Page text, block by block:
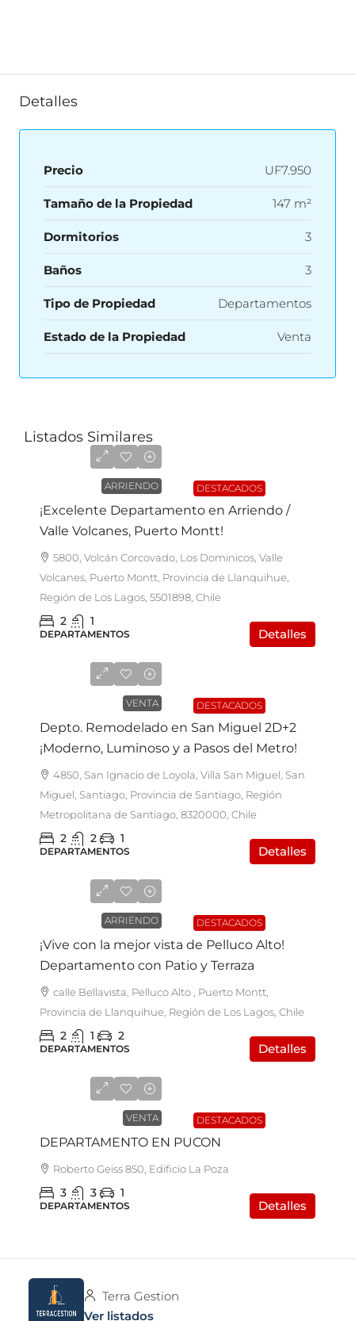
Detalles
Precio UF7.950
Tamaño de la Propiedad 147 m²
Dormitorios 3
Baños 3
Tipo de Propiedad Departamentos
Estado de la Propiedad Venta
Listados Similares
DESTACADOS
ARRIENDO
¡Excelente Departamento en Arriendo /
Valle Volcanes, Puerto Montt!
5800, Volcán Corcovado, Los Dominicos, Valle
Volcanes, Puerto Montt, Provincia de Llanquihue,
Región de Los Lagos, 5501898, Chile
2 1
DEPARTAMENTOS Detalles
DESTACADOS
VENTA
Depto. Remodelado en San Miguel 2D+2
¡Moderno, Luminoso y a Pasos del Metro!
4850, San Ignacio de Loyola, Villa San Miguel, San
Miguel, Santiago, Provincia de Santiago, Región
Metropolitana de Santiago, 8320000, Chile
2 2 1
DEPARTAMENTOS Detalles
DESTACADOS
ARRIENDO
¡Vive con la mejor vista de Pelluco Alto!
Departamento con Patio y Terraza
calle Bellavista, Pelluco Alto , Puerto Montt,
Provincia de Llanquihue, Región de Los Lagos, Chile
2 1 2
DEPARTAMENTOS Detalles
DESTACADOS
VENTA
DEPARTAMENTO EN PUCON
Roberto Geiss 850, Edificio La Poza
3 3 1
DEPARTAMENTOS Detalles
Terra Gestion
Ver listados